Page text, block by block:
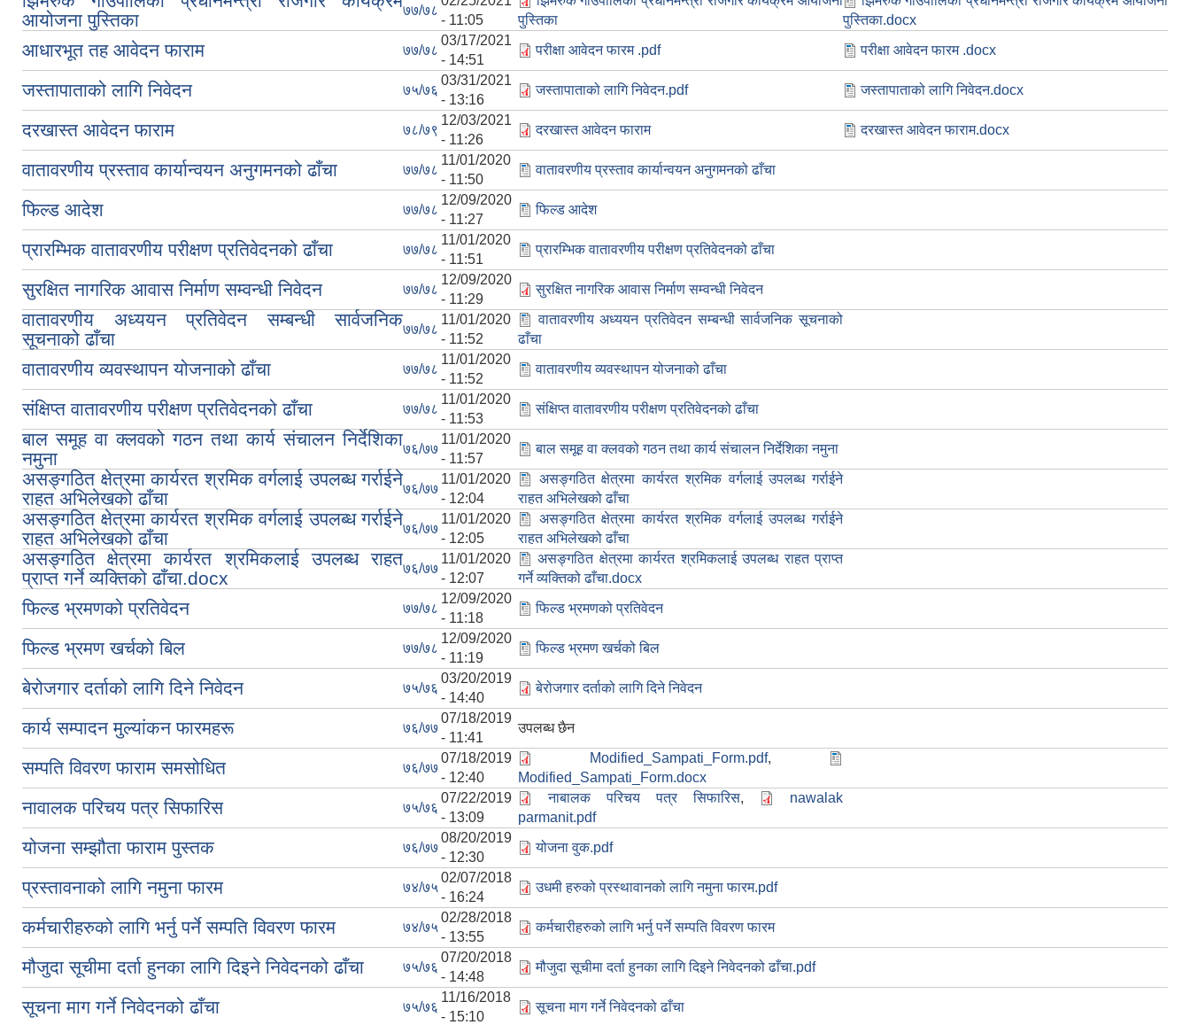
आयोजना पुस्तिका
७७/७८
- 11:05
पुस्तिका
पुस्तिका.docx
आधारभूत तह आवेदन फाराम ७७/७८
03/17/2021
- 14:51
परीक्षा आवेदन फारम .pdf परीक्षा आवेदन फारम .docx
जस्तापाताको लागि निवेदन ७५/७६
03/31/2021
- 13:16
जस्तापाताको लागि निवेदन.pdf जस्तापाताको लागि निवेदन.docx
दरखास्त आवेदन फाराम ७८/७९
12/03/2021
- 11:26
दरखास्त आवेदन फाराम दरखास्त आवेदन फाराम.docx
वातावरणीय प्रस्ताव कार्यान्वयन अनुगमनको ढाँचा ७७/७८
11/01/2020
- 11:50
वातावरणीय प्रस्ताव कार्यान्वयन अनुगमनको ढाँचा
फिल्ड आदेश ७७/७८
12/09/2020
- 11:27
फिल्ड आदेश
प्रारम्भिक वातावरणीय परीक्षण प्रतिवेदनको ढाँचा ७७/७८
11/01/2020
- 11:51
प्रारम्भिक वातावरणीय परीक्षण प्रतिवेदनको ढाँचा
सुरक्षित नागरिक आवास निर्माण सम्वन्धी निवेदन ७७/७८
12/09/2020
- 11:29
सुरक्षित नागरिक आवास निर्माण सम्वन्धी निवेदन
वातावरणीय अध्ययन प्रतिवेदन सम्बन्धी सार्वजनिक
सूचनाको ढाँचा
७७/७८
11/01/2020
- 11:52
वातावरणीय अध्ययन प्रतिवेदन सम्बन्धी सार्वजनिक सूचनाको
ढाँचा
वातावरणीय व्यवस्थापन योजनाको ढाँचा ७७/७८
11/01/2020
- 11:52
वातावरणीय व्यवस्थापन योजनाको ढाँचा
संक्षिप्त वातावरणीय परीक्षण प्रतिवेदनको ढाँचा ७७/७८
11/01/2020
- 11:53
संक्षिप्त वातावरणीय परीक्षण प्रतिवेदनको ढाँचा
बाल समूह वा क्लवको गठन तथा कार्य संचालन निर्देशिका
नमुना
७६/७७
11/01/2020
- 11:57
बाल समूह वा क्लवको गठन तथा कार्य संचालन निर्देशिका नमुना
असङ्गठित क्षेत्रमा कार्यरत श्रमिक वर्गलाई उपलब्ध गर्राईने
राहत अभिलेखको ढाँचा
७६/७७
11/01/2020
- 12:04
असङ्गठित क्षेत्रमा कार्यरत श्रमिक वर्गलाई उपलब्ध गर्राईने
राहत अभिलेखको ढाँचा
असङ्गठित क्षेत्रमा कार्यरत श्रमिक वर्गलाई उपलब्ध गर्राईने
राहत अभिलेखको ढाँचा
७६/७७
11/01/2020
- 12:05
असङ्गठित क्षेत्रमा कार्यरत श्रमिक वर्गलाई उपलब्ध गर्राईने
राहत अभिलेखको ढाँचा
असङ्गठित क्षेत्रमा कार्यरत श्रमिकलाई उपलब्ध राहत
प्राप्त गर्ने व्यक्तिको ढाँचा.docx
७६/७७
11/01/2020
- 12:07
असङ्गठित क्षेत्रमा कार्यरत श्रमिकलाई उपलब्ध राहत प्राप्त
गर्ने व्यक्तिको ढाँचा.docx
फिल्ड भ्रमणको प्रतिवेदन ७७/७८
12/09/2020
- 11:18
फिल्ड भ्रमणको प्रतिवेदन
फिल्ड भ्रमण खर्चको बिल ७७/७८
12/09/2020
- 11:19
फिल्ड भ्रमण खर्चको बिल
बेरोजगार दर्ताको लागि दिने निवेदन ७५/७६
03/20/2019
- 14:40
बेरोजगार दर्ताको लागि दिने निवेदन
कार्य सम्पादन मुल्यांकन फारमहरू ७६/७७
07/18/2019
- 11:41
उपलब्ध छैन
सम्पति विवरण फाराम समसोधित ७६/७७
07/18/2019
- 12:40
Modified_Sampati_Form.pdf,
Modified_Sampati_Form.docx
नावालक परिचय पत्र सिफारिस ७५/७६
07/22/2019
- 13:09
नाबालक परिचय पत्र सिफारिस,
nawalak
parmanit.pdf
योजना सम्झौता फाराम पुस्तक ७६/७७
08/20/2019
- 12:30
योजना वुक.pdf
प्रस्तावनाको लागि नमुना फारम ७४/७५
02/07/2018
- 16:24
उधमी हरुको प्रस्थावानको लागि नमुना फारम.pdf
कर्मचारीहरुको लागि भर्नु पर्ने सम्पति विवरण फारम ७४/७५
02/28/2018
- 13:55
कर्मचारीहरुको लागि भर्नु पर्ने सम्पति विवरण फारम
मौजुदा सूचीमा दर्ता हुनका लागि दिइने निवेदनको ढाँचा ७५/७६
07/20/2018
- 14:48
मौजुदा सूचीमा दर्ता हुनका लागि दिइने निवेदनको ढाँचा.pdf
सूचना माग गर्ने निवेदनको ढाँचा ७५/७६
11/16/2018
- 15:10
सूचना माग गर्ने निवेदनको ढाँचा